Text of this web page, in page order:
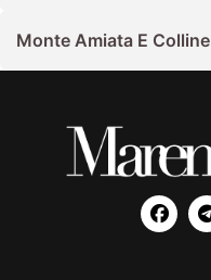
Monte Amiata E Colline